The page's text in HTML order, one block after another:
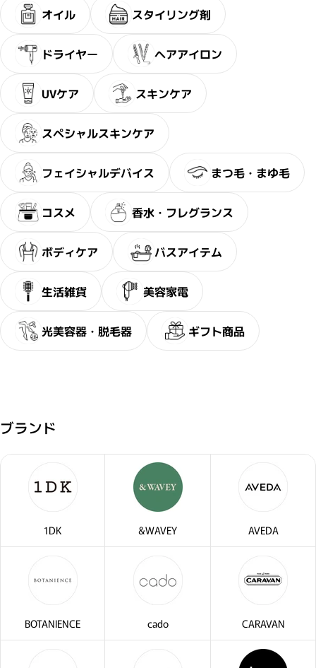
サブリミック正規販売店 ・2〜3問の簡単な問診にお答え
ださい。
閉じ
オイル スタイリング剤
ドライヤー ヘアアイロン
UVケア スキンケア
スペシャルスキンケア
フェイシャルデバイス まつ毛・まゆ毛
コスメ 香水・フレグランス
ボディケア バスアイテム
生活雑貨 美容家電
光美容器・脱毛器 ギフト商品
ブランド
1DK &WAVEY AVEDA
BOTANIENCE cado CARAVAN